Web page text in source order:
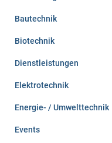
Bautechnik
Biotechnik
Dienstleistungen
Elektrotechnik
Energie- / Umwelttechnik
Events